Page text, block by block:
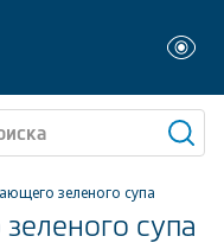
зеленого супа
супа